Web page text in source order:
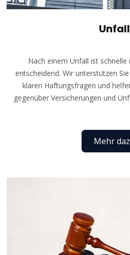
Unfall
Nach einem Unfall ist
entscheidend. Wir unterstützen
klären Haftungsfragen und
gegenüber Versicherungen und
Mehr